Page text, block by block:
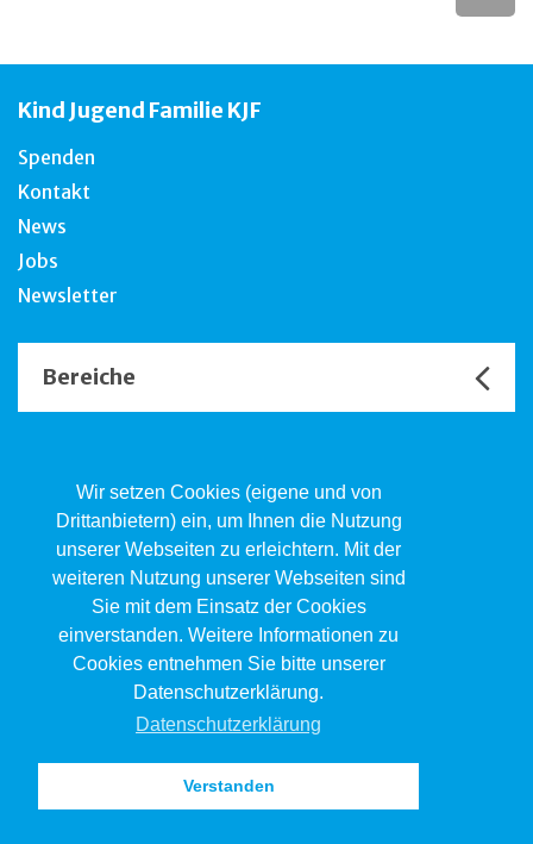
Wir setzen Cookies (eigene und von
Drittanbietern) ein, um Ihnen die Nutzung
unserer Webseiten zu erleichtern. Mit der
weiteren Nutzung unserer Webseiten sind
Sie mit dem Einsatz der Cookies
einverstanden. Weitere Informationen zu
Cookies entnehmen Sie bitte unserer
Datenschutzerklärung.
Datenschutzerklärung
Verstanden
Kind Jugend Familie KJF
Spenden
Kontakt
News
Jobs
Newsletter
Bereiche
Kind.Jugend.Familie KJF
Poststrasse 2, Postfach, 4410 Liestal
061 551 17 77
kjf@jsw.swiss